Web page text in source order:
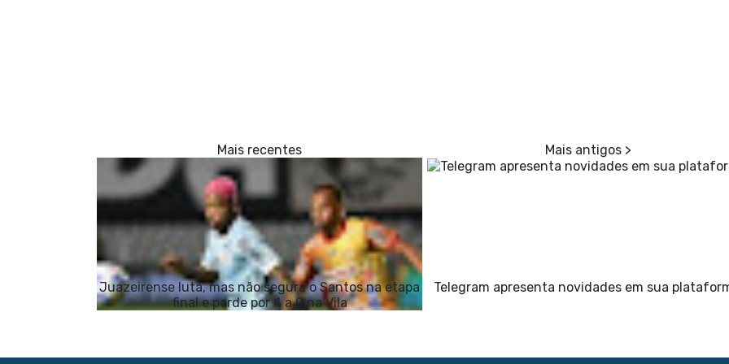
Juazeirense luta, mas não segura o Santos na etapa
final e perde por 4 a 0 na Vila
Telegram apresenta novidades em sua